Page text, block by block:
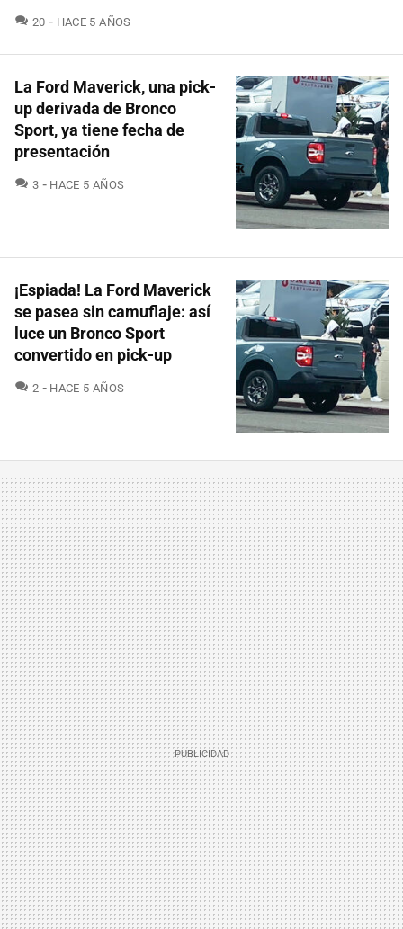
20 COMENTARIOS
HACE 5 AÑOS
La Ford Maverick, una pick-
up derivada de Bronco
Sport, ya tiene fecha de
presentación
3 COMENTARIOS
HACE 5 AÑOS
¡Espiada! La Ford Maverick
se pasea sin camuflaje: así
luce un Bronco Sport
convertido en pick-up
2 COMENTARIOS
HACE 5 AÑOS